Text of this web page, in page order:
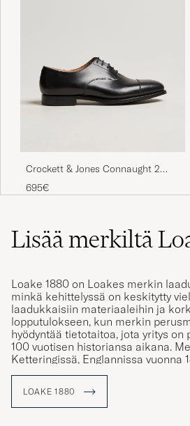
Crockett & Jones Connaught 2
City Sole Black Calf
695€
Lisää merkiltä
Loake 1880 on Loakes merkin
minkä kehittelyssä on keskitytty
laadukkaisiin materiaaleihin ja
lopputulokseen, kun merkin
hyödyntää tietotaitoa, jota yritys on
100 vuotisen historiansa aikana.
Ketteringissä, Englannissa vuonna
kenkäparia.
LOAKE 1880